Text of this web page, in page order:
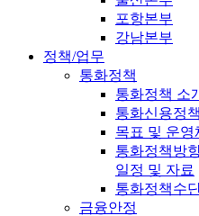
포항본부
강남본부
정책/업무
통화정책
통화정책 소
통화신용정
목표 및 운영
통화정책방
일정 및 자료
통화정책수
금융안정